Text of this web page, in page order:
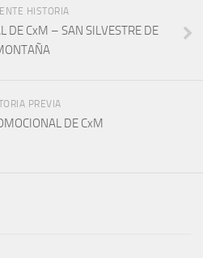
HISTORIA
DE CxM – SAN SILVESTRE DE
PREVIA
DE CxM